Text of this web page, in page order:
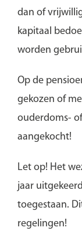
dan of
kapitaal
worden
Op de
gekozen of
ouderdoms-
aangekocht!
Let op! Het
jaar
toegestaan.
regelingen!